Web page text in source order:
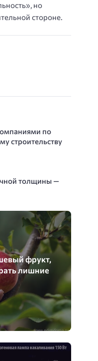
но
стороне.
по
строительству
толщины —
фрукт,
лишние